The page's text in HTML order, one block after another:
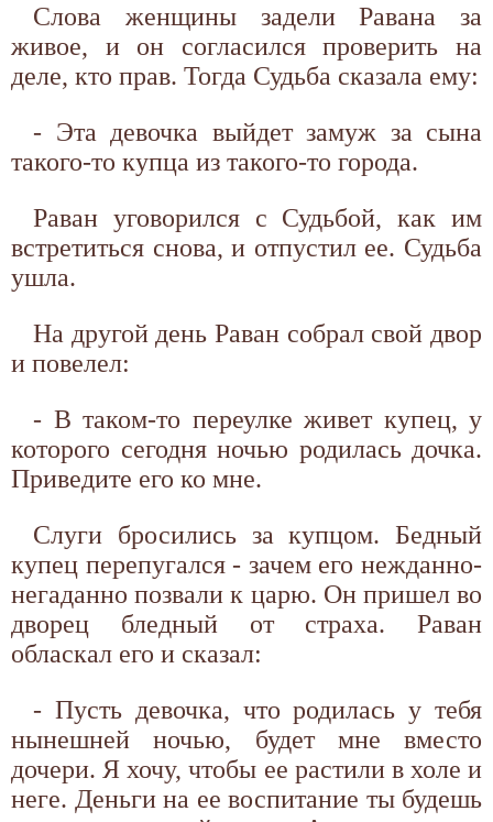
Слова женщины задели Равана за
живое, и он согласился проверить на
деле, кто прав. Тогда Судьба сказала ему:
- Эта девочка выйдет замуж за сына
такого-то купца из такого-то города.
Раван уговорился с Судьбой, как им
встретиться снова, и отпустил ее. Судьба
ушла.
На другой день Раван собрал свой двор
и повелел:
- В таком-то переулке живет купец, у
которого сегодня ночью родилась дочка.
Приведите его ко мне.
Слуги бросились за купцом. Бедный
купец перепугался - зачем его нежданно-
негаданно позвали к царю. Он пришел во
дворец бледный от страха. Раван
обласкал его и сказал:
- Пусть девочка, что родилась у тебя
нынешней ночью, будет мне вместо
дочери. Я хочу, чтобы ее растили в холе и
неге. Деньги на ее воспитание ты будешь